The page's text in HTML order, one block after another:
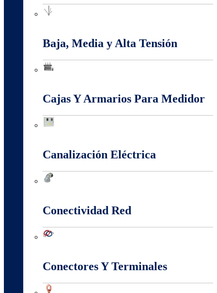
Baja, Media y Alta Tensión
Cajas Y Armarios Para Medidor
Canalización Eléctrica
Conectividad Red
Conectores Y Terminales